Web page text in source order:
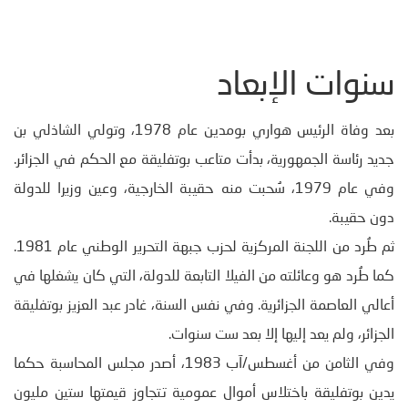
سنوات الإبعاد
بعد وفاة الرئيس هواري بومدين عام 1978، وتولي الشاذلي بن
جديد رئاسة الجمهورية، بدأت متاعب بوتفليقة مع الحكم في الجزائر.
وفي عام 1979، سُحبت منه حقيبة الخارجية، وعين وزيرا للدولة
دون حقيبة.
ثم طُرد من اللجنة المركزية لحزب جبهة التحرير الوطني عام 1981.
كما طُرد هو وعائلته من الفيلا التابعة للدولة، التي كان يشغلها في
أعالي العاصمة الجزائرية. وفي نفس السنة، غادر عبد العزيز بوتفليقة
الجزائر، ولم يعد إليها إلا بعد ست سنوات.
وفي الثامن من أغسطس/آب 1983، أصدر مجلس المحاسبة حكما
يدين بوتفليقة باختلاس أموال عمومية تتجاوز قيمتها ستين مليون